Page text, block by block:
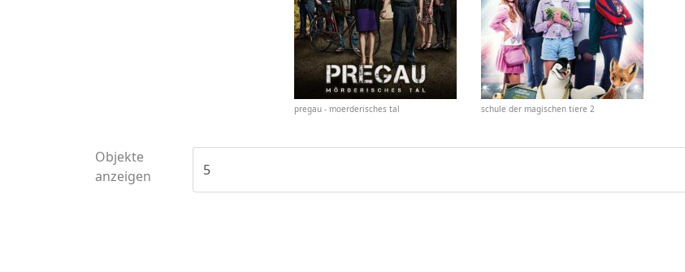
pregau - moerderisches tal schule der magischen tiere 2
Objekte
anzeigen